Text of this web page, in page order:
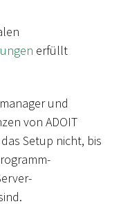
erfüllt
und
von ADOIT
Setup nicht, bis